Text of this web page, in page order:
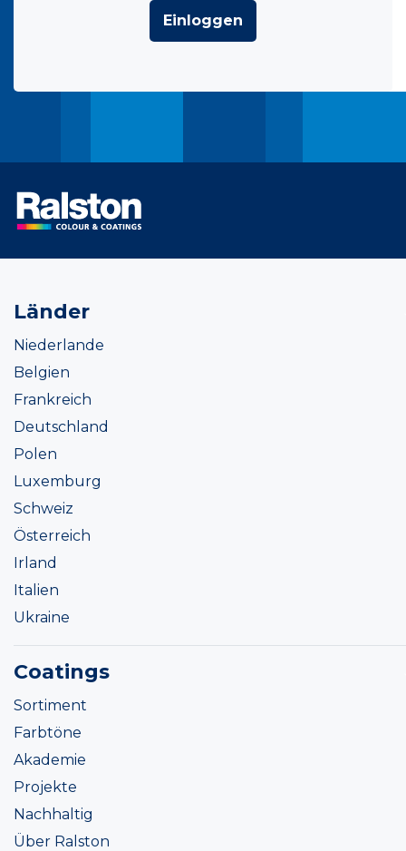
Einloggen
Länder
Niederlande
Belgien
Frankreich
Deutschland
Polen
Luxemburg
Schweiz
Österreich
Irland
Italien
Ukraine
Coatings
Sortiment
Farbtöne
Akademie
Projekte
Nachhaltig
Über Ralston